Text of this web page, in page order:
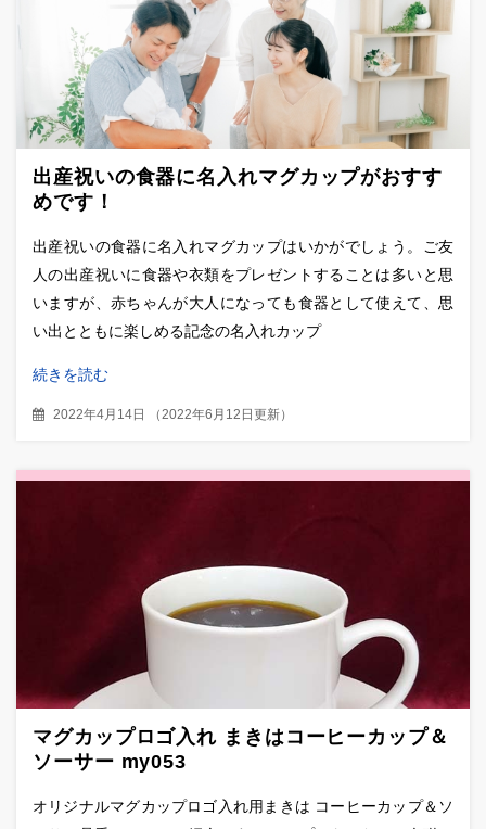
出産祝いの食器に名入れマグカップがおすす
めです！
出産祝いの食器に名入れマグカップはいかがでしょう。ご友
人の出産祝いに食器や衣類をプレゼントすることは多いと思
いますが、赤ちゃんが大人になっても食器として使えて、思
い出とともに楽しめる記念の名入れカップ
続きを読む
2022年4月14日 （2022年6月12日更新）
マグカップロゴ入れ まきはコーヒーカップ＆
ソーサー my053
オリジナルマグカップロゴ入れ用まきは コーヒーカップ＆ソ